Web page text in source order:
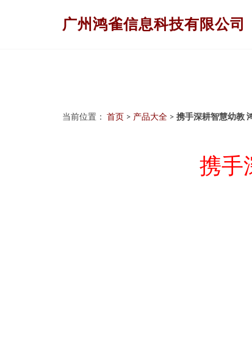
广州鸿雀信息科技有限公司
当前位置： 首页 > 产品大全 > 携手深耕智慧幼教
携手